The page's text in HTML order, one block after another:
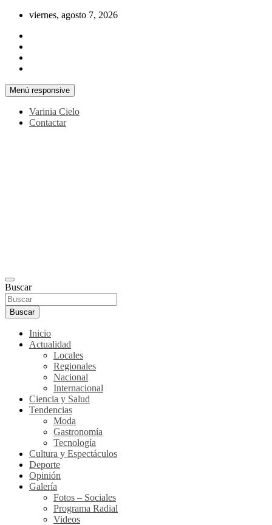
Saltar
contenido
viernes, agosto 7, 2026
Menú responsive
Varinia Cielo
Contactar
Buscar
Buscar
Inicio
Actualidad
Locales
Regionales
Nacional
Internacional
Ciencia y Salud
Tendencias
Moda
Gastronomía
Tecnología
Cultura y Espectáculos
Deporte
Opinión
Galería
Fotos – Sociales
Programa Radial
Videos